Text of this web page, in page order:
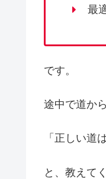
最
です。
途中で道か
「正しい道
と、教えて